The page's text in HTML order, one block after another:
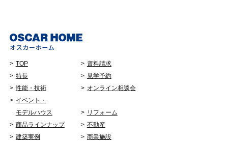
TOP
特長
性能・技術
イベント・
モデルハウス
商品ラインナップ
建築実例
資料請求
見学予約
オンライン相談会
リフォーム
不動産
商業施設